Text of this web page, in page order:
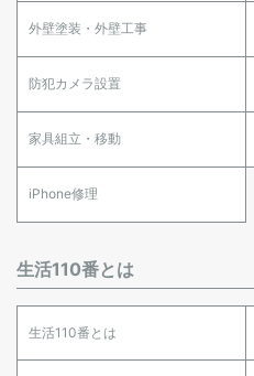
外壁塗装・外壁工事
防犯カメラ設置
家具組立・移動
iPhone修理
生活110番とは
生活110番とは